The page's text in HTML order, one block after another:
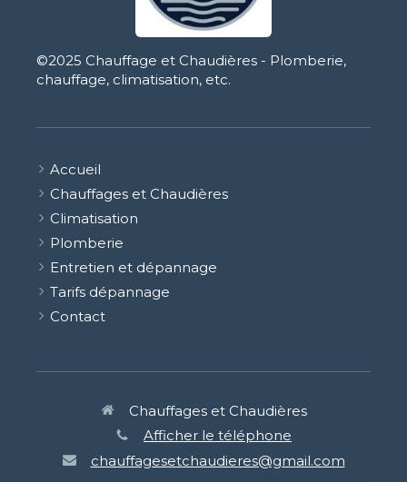
©2025 Chauffage et Chaudières - Plomberie,
chauffage, climatisation, etc.
Accueil
Chauffages et Chaudières
Climatisation
Plomberie
Entretien et dépannage
Tarifs dépannage
Contact
Chauffages et Chaudières
Afficher le téléphone
chauffagesetchaudieres@gmail.com